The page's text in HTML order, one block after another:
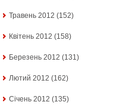
Травень 2012 (152)
Квітень 2012 (158)
Березень 2012 (131)
Лютий 2012 (162)
Січень 2012 (135)